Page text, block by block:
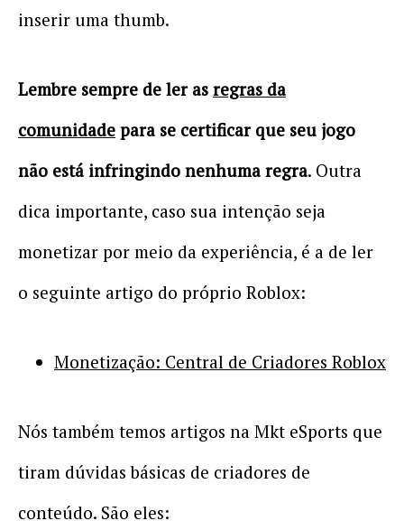
inserir uma thumb.
Lembre sempre de ler as regras da
comunidade para se certificar que seu jogo
não está infringindo nenhuma regra. Outra
dica importante, caso sua intenção seja
monetizar por meio da experiência, é a de ler
o seguinte artigo do próprio Roblox:
Monetização: Central de Criadores Roblox
Nós também temos artigos na Mkt eSports que
tiram dúvidas básicas de criadores de
conteúdo. São eles: